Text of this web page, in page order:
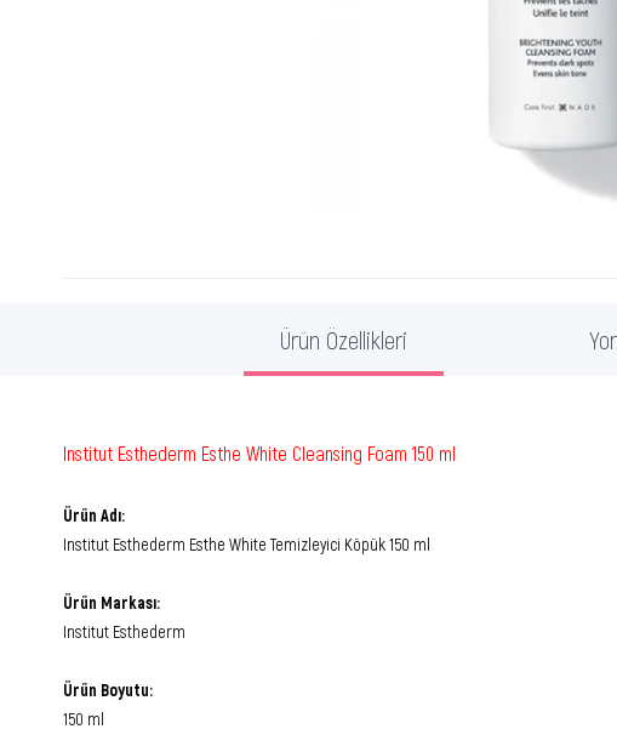
Ürün Özellikleri
Institut Esthederm Esthe White Cleansing Foam 150 ml
Ürün Adı:
Institut Esthederm Esthe White Temizleyici Köpük 150 ml
Ürün Markası:
Institut Esthederm
Ürün Boyutu:
150 ml